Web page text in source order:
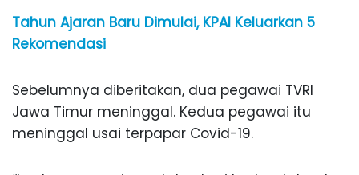
Tahun Ajaran Baru Dimulai, KPAI Keluarkan 5
Rekomendasi
Sebelumnya diberitakan, dua pegawai TVRI
Jawa Timur meninggal. Kedua pegawai itu
meninggal usai terpapar Covid-19.